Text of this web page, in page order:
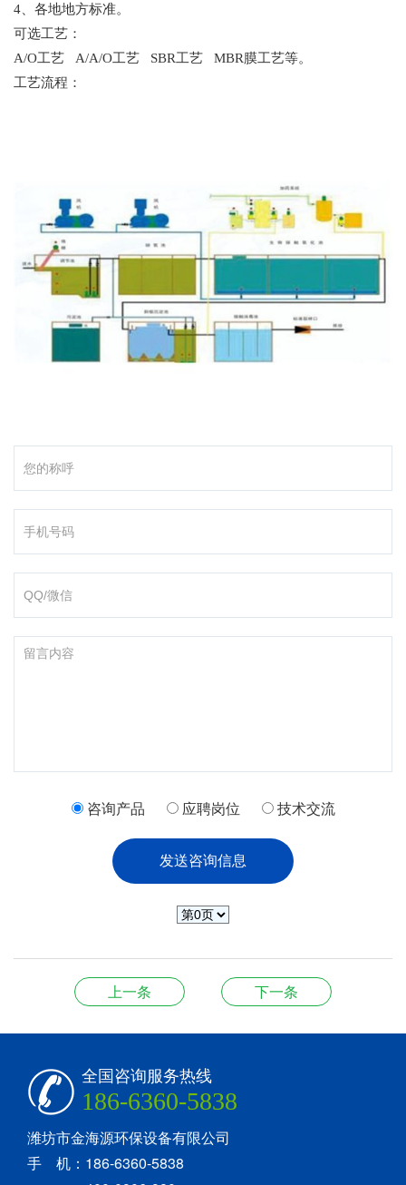
4、各地地方标准。
可选工艺：
A/O工艺 A/A/O工艺 SBR工艺 MBR膜工艺等。
工艺流程：
咨询产品 应聘岗位 技术交流
上一条 下一条
全国咨询服务热线
186-6360-5838
潍坊市金海源环保设备有限公司
手 机：186-6360-5838